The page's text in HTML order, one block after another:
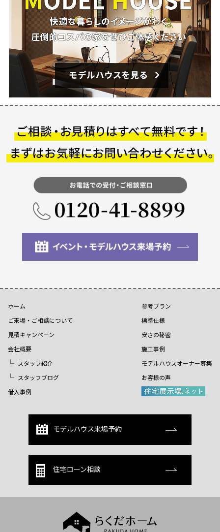
ホーム
ご来場・ご相談について
見積キャンペーン
会社概要
スタッフ紹介
スタッフブログ
借入事例
参考プラン
標準仕様
安さの秘密
施工事例
モデルハウスオーナー募集
お客様の声
モデルハウス来場予約
住宅ローン相談